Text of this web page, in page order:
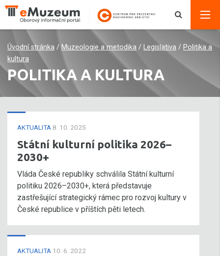
Úvodní stránka / Muzeologie a metodika / Legislativa / Politika a
kultura
POLITIKA A KULTURA
AKTUALITA 8. 10. 2025
Státní kulturní politika 2026–
2030+
Vláda České republiky schválila Státní kulturní
politiku 2026–2030+, která představuje
zastřešující strategický rámec pro rozvoj kultury v
České republice v příštích pěti letech.
AKTUALITA 10. 6. 2022